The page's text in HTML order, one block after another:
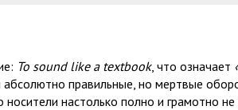
To sound like a textbook, что означает
абсолютно правильные, но мертвые
настолько полно и грамотно не